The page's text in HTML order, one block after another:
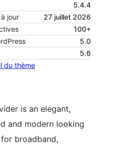
5.4.4
jour
27 juillet 2026
100+
5.0
5.6
du thème
is an elegant,
and modern looking
broadband,